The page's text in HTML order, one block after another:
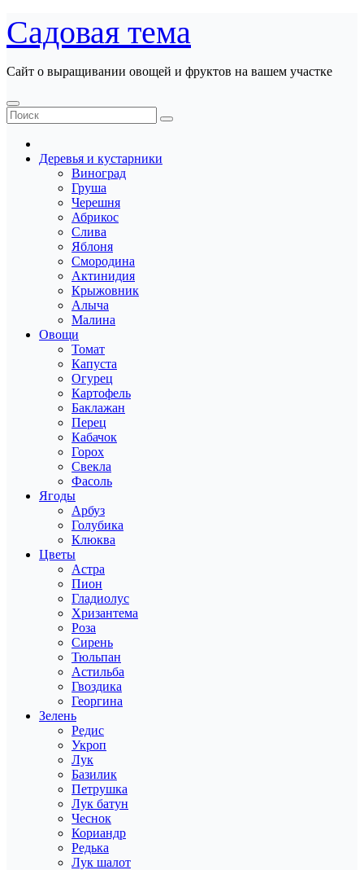
Перейти
к
содержанию
Садовая тема
Сайт о выращивании овощей и фруктов на вашем участке
Деревья и кустарники
Виноград
Груша
Черешня
Абрикос
Слива
Яблоня
Смородина
Актинидия
Крыжовник
Алыча
Малина
Овощи
Томат
Капуста
Огурец
Картофель
Баклажан
Перец
Кабачок
Горох
Свекла
Фасоль
Ягоды
Арбуз
Голубика
Клюква
Цветы
Астра
Пион
Гладиолус
Хризантема
Роза
Сирень
Тюльпан
Астильба
Гвоздика
Георгина
Зелень
Редис
Укроп
Лук
Базилик
Петрушка
Лук батун
Чеснок
Кориандр
Редька
Лук шалот